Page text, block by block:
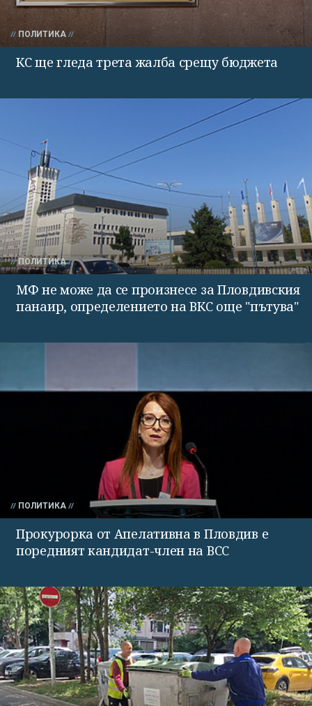
ПОЛИТИКА
КС ще гледа трета жалба срещу бюджета
ПОЛИТИКА
МФ не може да се произнесе за Пловдивския
панаир, определението на ВКС още "пътува"
ПОЛИТИКА
Прокурорка от Апелативна в Пловдив е
поредният кандидат-член на ВСС